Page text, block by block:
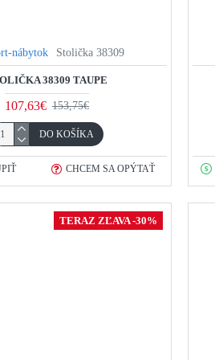
nábytok Stolička 38309
38309 TAUPE
107,63€ 153,75€
DO KOŠÍKA
CHCEM SA OPÝTAŤ
TERAZ ZĽAVA -30%